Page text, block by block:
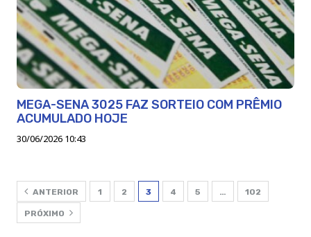
MEGA-SENA 3025 FAZ SORTEIO COM PRÊMIO
ACUMULADO HOJE
30/06/2026 10:43
ANTERIOR 1 2 3 4 5 … 102
PRÓXIMO